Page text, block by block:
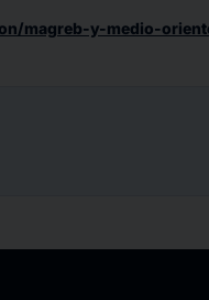
magreb-y-medio-